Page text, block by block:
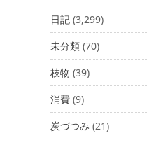
日記 (3,299)
未分類 (70)
枝物 (39)
消費 (9)
炭づつみ (21)